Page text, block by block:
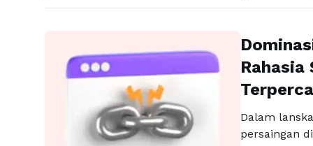
Rahasia
Dalam
persaingan